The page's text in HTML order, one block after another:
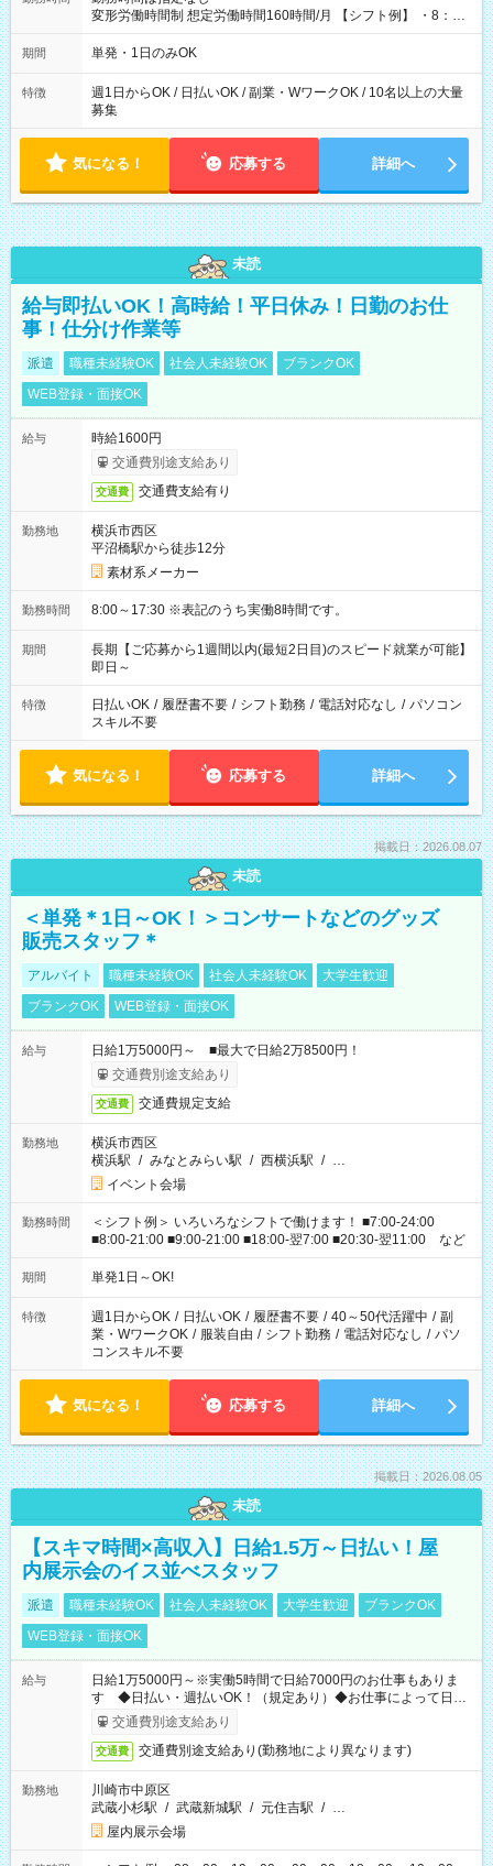
変形労働時間制 想定労働時間160時間/月 【シフト例】 ・8：00
～21：00
期間 単発・1日のみOK
特徴
週1日からOK / 日払いOK / 副業・WワークOK / 10名以上の大量
募集
気になる！ 応募する 詳細へ
未読
給与即払いOK！高時給！平日休み！日勤のお仕
事！仕分け作業等
派遣 職種未経験OK 社会人未経験OK
ブランクOK
WEB登録・面接OK
給与
時給1600円
交通費別途支給あり
交通費 交通費支給有り
勤務地
横浜市西区
平沼橋駅から徒歩12分
素材系メーカー
勤務時間 8:00～17:30 ※表記のうち実働8時間です。
期間
長期【ご応募から1週間以内(最短2日目)のスピード就業が可能】
即日～
特徴 日払いOK / 履歴書不要 / シフト勤務 / 電話対応なし / パソコン
スキル不要
気になる！ 応募する 詳細へ
掲載日：2026.08.07
未読
＜単発＊1日～OK！＞コンサートなどのグッズ
販売スタッフ＊
アルバイト 職種未経験OK 社会人未経験OK
大学生歓迎
ブランクOK
WEB登録・面接OK
給与
日給1万5000円～ ■最大で日給2万8500円！
交通費別途支給あり
交通費 交通費規定支給
勤務地
横浜市西区
横浜駅 / みなとみらい駅 / 西横浜駅 / …
イベント会場
勤務時間
＜シフト例＞ いろいろなシフトで働けます！ ■7:00-24:00
■8:00-21:00 ■9:00-21:00 ■18:00-翌7:00 ■20:30-翌11:00 など
期間 単発1日～OK!
特徴 週1日からOK / 日払いOK / 履歴書不要 / 40～50代活躍中 / 副
業・WワークOK / 服装自由 / シフト勤務 / 電話対応なし / パソ
コンスキル不要
気になる！ 応募する 詳細へ
掲載日：2026.08.05
未読
【スキマ時間×高収入】日給1.5万～日払い！屋
内展示会のイス並べスタッフ
派遣 職種未経験OK 社会人未経験OK 大学生歓迎
ブランクOK
WEB登録・面接OK
給与
日給1万5000円～※実働5時間で日給7000円のお仕事もありま
す ◆日払い・週払いOK！（規定あり）◆お仕事によって日給
も異なります
交通費別途支給あり
交通費 交通費別途支給あり(勤務地により異なります)
勤務地
川崎市中原区
武蔵小杉駅 / 武蔵新城駅 / 元住吉駅 / …
屋内展示会場